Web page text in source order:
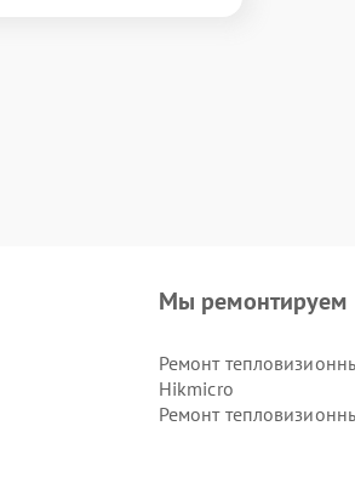
Мы ремонтируем
Ремонт
Hikmicro
Ремонт